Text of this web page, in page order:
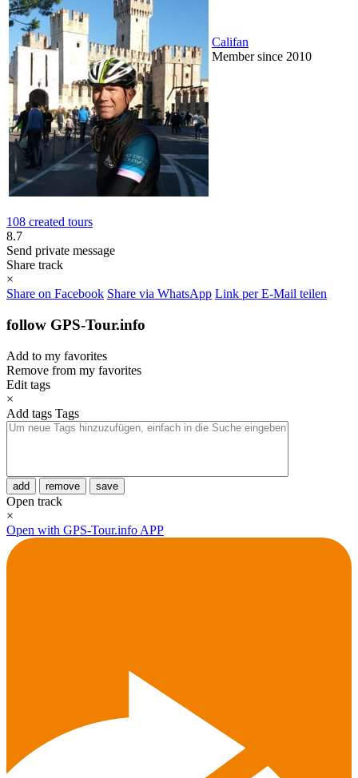
Califan
Member since 2010
108 created tours
8.7
Send private message
Share track
×
Share on Facebook Share via WhatsApp Link per E-Mail teilen
follow GPS-Tour.info
Add to my favorites
Remove from my favorites
Edit tags
×
Add tags Tags
add remove save
Open track
×
Open with GPS-Tour.info APP